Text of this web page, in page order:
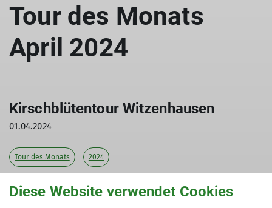
Tour des Monats
April 2024
Kirschblütentour Witzenhausen
01.04.2024
Tour des Monats 2024
Diese Website verwendet Cookies